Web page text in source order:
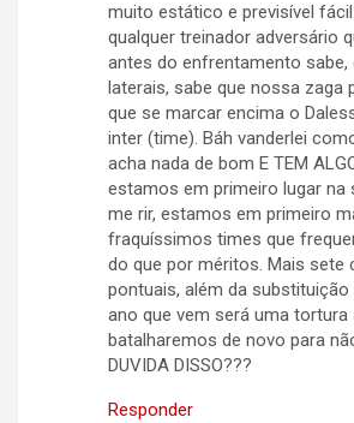
muito estático e previsível
qualquer treinador adversário
antes do enfrentamento sabe,
laterais, sabe que nossa zaga
que se marcar encima o
inter (time). Báh vanderlei
acha nada de bom E TEM
estamos em primeiro lugar na
me rir, estamos em primeiro
fraquíssimos times que
do que por méritos. Mais sete
pontuais, além da
ano que vem será uma tortura
batalharemos de novo para
DUVIDA DISSO???
Responder